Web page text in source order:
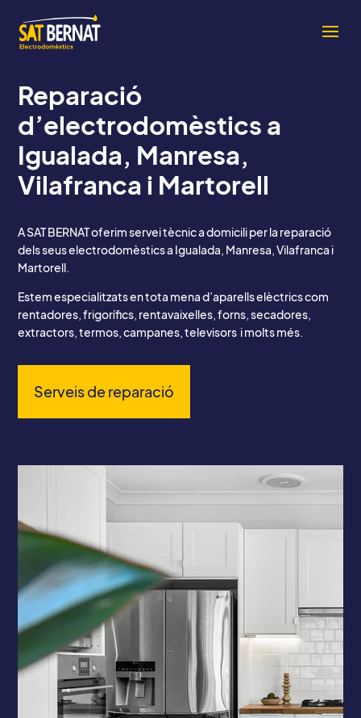
Reparació
d’electrodomèstics a
Igualada, Manresa,
Vilafranca i Martorell
A SAT BERNAT oferim servei tècnic a domicili per la reparació
dels seus electrodomèstics a Igualada, Manresa, Vilafranca i
Martorell.
Estem especialitzats en tota mena d’aparells elèctrics com
rentadores, frigorífics, rentavaixelles, forns, secadores,
extractors, termos, campanes, televisors i molts més.
Serveis de reparació